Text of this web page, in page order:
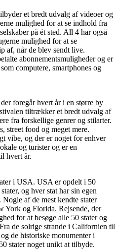
et bredt udvalg af videoer og
mulighed for at se indhold fra
på ét sted. All 4 har også
mulighed for at se
af, når de blev sendt live.
abonnementsmuligheder og er
computere, smartphones og
foregår hvert år i en større by
tiltrækker et bredt udvalg af
fra forskellige genrer og stilarter.
street food og meget mere.
vibe, og der er noget for enhver
og turister og er en
hvert år.
i USA. USA er opdelt i 50
og hver stat har sin egen
af de mest kendte stater
York og Florida. Rejsende, der
for at besøge alle 50 stater og
de solrige strande i Californien til
de historiske monumenter i
stater noget unikt at tilbyde.